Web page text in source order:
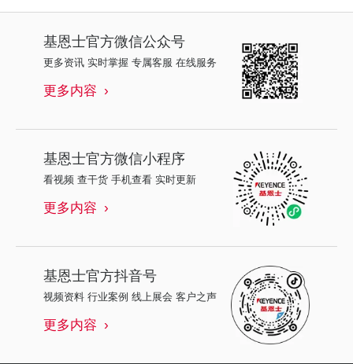
基恩士官方微信公众号
更多资讯 实时掌握 专属客服 在线服务
更多内容
基恩士官方微信小程序
看视频 查干货 手机查看 实时更新
更多内容
基恩士官方抖音号
视频资料 行业案例 线上展会 客户之声
更多内容